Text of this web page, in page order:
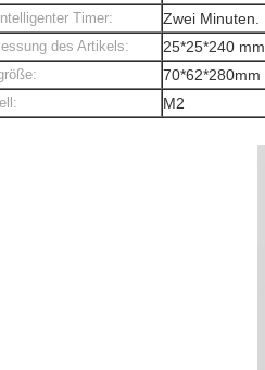
Timer: Zwei Minuten.
des Artikels: 25*25*240 mm
70*62*280mm
M2